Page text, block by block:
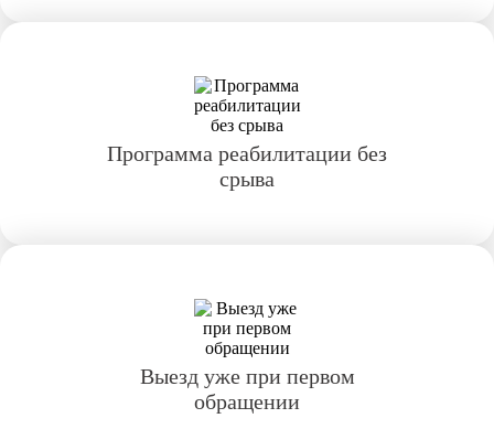
Программа реабилитации без
срыва
Выезд уже при первом
обращении